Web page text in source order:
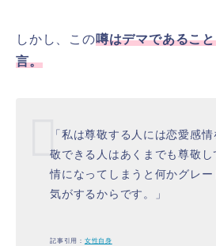
しかし、この噂はデマであるこ
言。
「私は尊敬する人には恋愛感
敬できる人はあくまでも尊敬
情になってしまうと何かグレ
気がするからです。」
記事引用： 女性自身